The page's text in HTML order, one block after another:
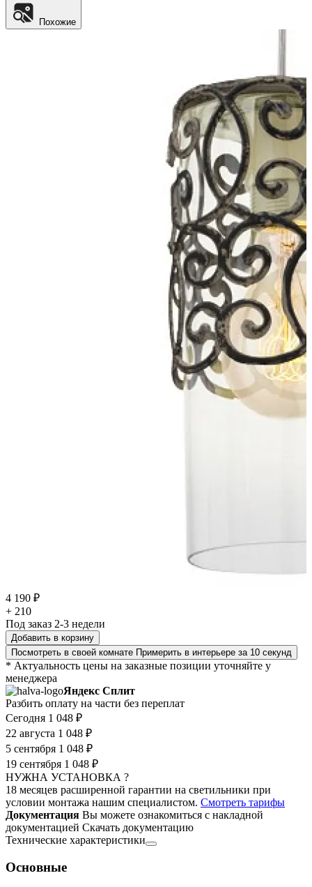
Похожие
4 190 ₽
+ 210
Под заказ 2-3 недели
Добавить в корзину
Посмотреть в своей комнате Примерить в интерьере за 10 секунд
* Актуальность цены на заказные позиции уточняйте у
менеджера
Яндекс Сплит
Разбить оплату на части без переплат
Сегодня 1 048 ₽
22 августа 1 048 ₽
5 сентября 1 048 ₽
19 сентября 1 048 ₽
НУЖНА УСТАНОВКА ?
18 месяцев расширенной гарантии на светильники при
условии монтажа нашим специалистом. Смотреть тарифы
Документация Вы можете ознакомиться с накладной
документацией Скачать документацию
Технические характеристики
Основные